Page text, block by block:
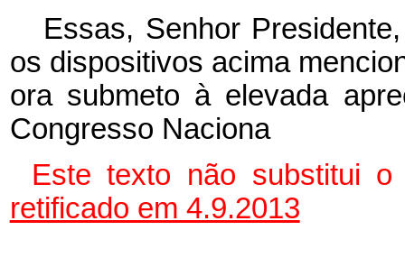
Essas, Senhor
os dispositivos acima
ora submeto à elevada
Congresso Naciona
Este texto não substitui
retificado em 4.9.2013